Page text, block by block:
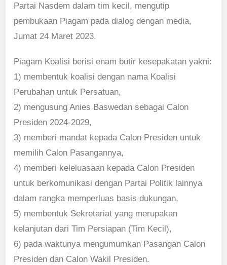
Partai Nasdem dalam tim kecil, mengutip
pembukaan Piagam pada dialog dengan media,
Jumat 24 Maret 2023.
Piagam Koalisi berisi enam butir kesepakatan yakni:
1) membentuk koalisi dengan nama Koalisi
Perubahan untuk Persatuan,
2) mengusung Anies Baswedan sebagai Calon
Presiden 2024-2029,
3) memberi mandat kepada Calon Presiden untuk
memilih Calon Pasangannya,
4) memberi keleluasaan kepada Calon Presiden
untuk berkomunikasi dengan Partai Politik lainnya
dalam rangka memperluas basis dukungan,
5) membentuk Sekretariat yang merupakan
kelanjutan dari Tim Persiapan (Tim Kecil),
6) pada waktunya mengumumkan Pasangan Calon
Presiden dan Calon Wakil Presiden.